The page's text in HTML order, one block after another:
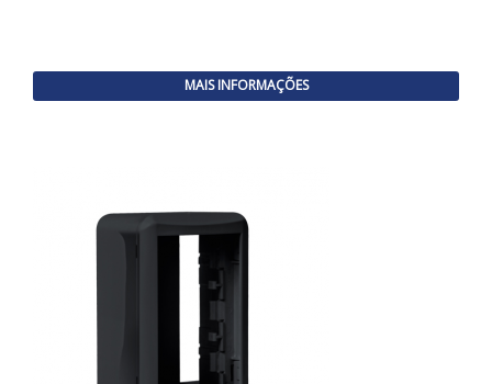
MAIS INFORMAÇÕES